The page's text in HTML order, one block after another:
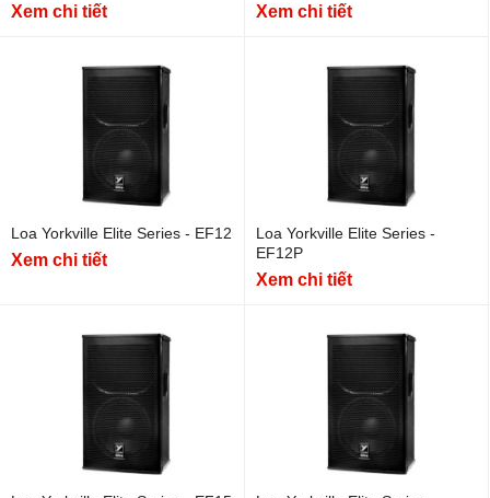
Xem chi tiết Xem chi tiết
Loa Yorkville Elite Series - EF12
Xem chi tiết
Loa Yorkville Elite Series -
EF12P
Xem chi tiết